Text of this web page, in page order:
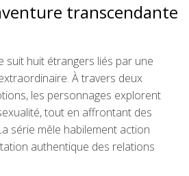
transcendante
suit huit étrangers liés par une
À travers deux
les personnages explorent
tout en affrontant des
série mêle habilement action
authentique des relations